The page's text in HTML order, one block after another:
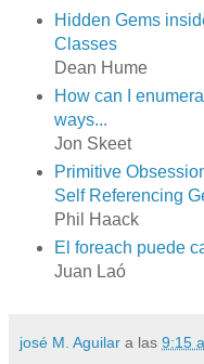
Hidden Gems
Classes
Dean Hume
How can I
ways...
Jon Skeet
Primitive
Self Referencing
Phil Haack
El foreach puede
Juan Laó
josé M. Aguilar a las 9:15